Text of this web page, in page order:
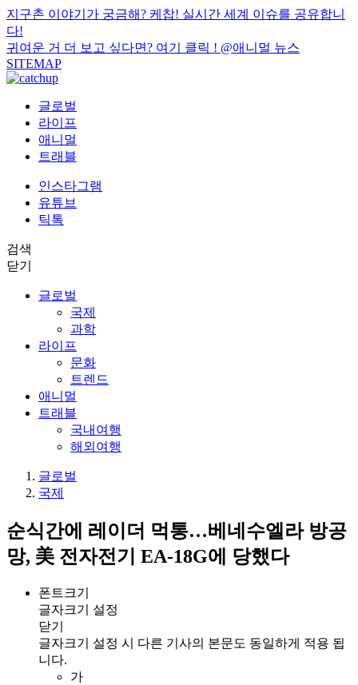
지구촌 이야기가 궁금해? 케찹! 실시간 세계 이슈를 공유합니
다!
귀여운 거 더 보고 싶다면? 여기 클릭 ! @애니멀 뉴스
SITEMAP
글로벌
라이프
애니멀
트래블
인스타그램
유튜브
틱톡
검색
닫기
글로벌
국제
과학
라이프
문화
트렌드
애니멀
트래블
국내여행
해외여행
글로벌
국제
순식간에 레이더 먹통…베네수엘라 방공
망, 美 전자전기 EA-18G에 당했다
폰트크기
글자크기 설정
닫기
글자크기 설정 시 다른 기사의 본문도 동일하게 적용 됩
니다.
가